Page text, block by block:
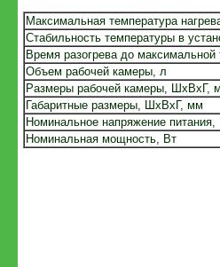
Максимальная температура
Стабильность температуры в
Время разогрева до
Объем рабочей камеры, л
Размеры рабочей камеры, ШхВхГ,
Габаритные размеры, ШхВхГ, мм
Номинальное напряжение питания,
Номинальная мощность, Вт